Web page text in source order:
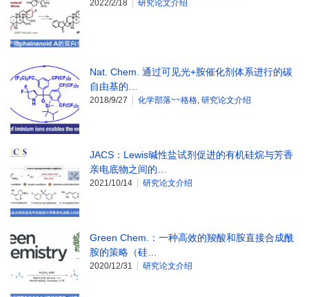
2022/2/18 研究论文介绍
Nat. Chem. 通过可见光+胺催化剂体系进行的碳
自由基的…
2018/9/27 化学部落~~格格 研究论文介绍
JACS：Lewis碱性盐试剂促进的有机硅烷与芳香
亲电底物之间的…
2021/10/14 研究论文介绍
Green Chem.：一种高效的羧酸和胺直接合成酰
胺的策略（硅…
2020/12/31 研究论文介绍